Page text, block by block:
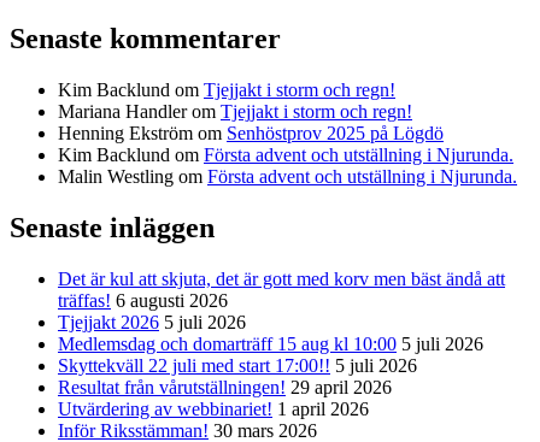
Senaste kommentarer
Kim Backlund om Tjejjakt i storm och regn!
Mariana Handlerom Tjejjakt i storm och regn!
Henning Ekström om Senhöstprov 2025 på Lögdö
Kim Backlund om Första advent och utställning i Njurunda.
Malin Westling om Första advent och utställning i Njurunda.
Senaste inläggen
Det är kul att skjuta, det är gott med korv men bäst ändå att
träffas! 6 augusti 2026
Tjejjakt 2026 5 juli 2026
Medlemsdag och domarträff 15 aug kl 10:00 5 juli 2026
Skyttekväll 22 juli med start 17:00!! 5 juli 2026
Resultat från vårutställningen! 29 april 2026
Utvärdering av webbinariet! 1 april 2026
Inför Riksstämman! 30 mars 2026